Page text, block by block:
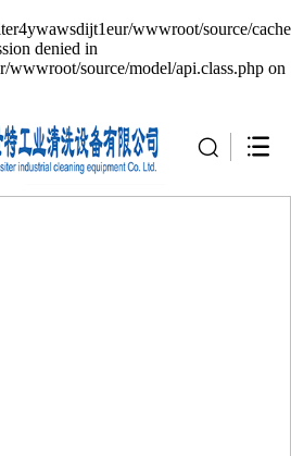
wwwroot/source/
denied in
wwwroot/source/model/api.class.php on